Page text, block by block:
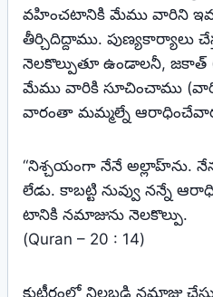
వహించటానికి మేము వారిని
తీర్చిదిద్దాము. పుణ్యకార్యాలు
నెలకొల్పుతూ ఉండాలనీ, జకాత్‌
మేము వారికి సూచించాము
వారంతా మమ్మల్నే
“నిశ్చయంగా నేనే అల్లాహ్‌ను.
లేడు. కాబట్టి నువ్వు నన్నే
టానికి నమాజును నెలకొల్పు.
(Quran – 20 : 14)
కుటీరంలో నిలబడి నమాజు